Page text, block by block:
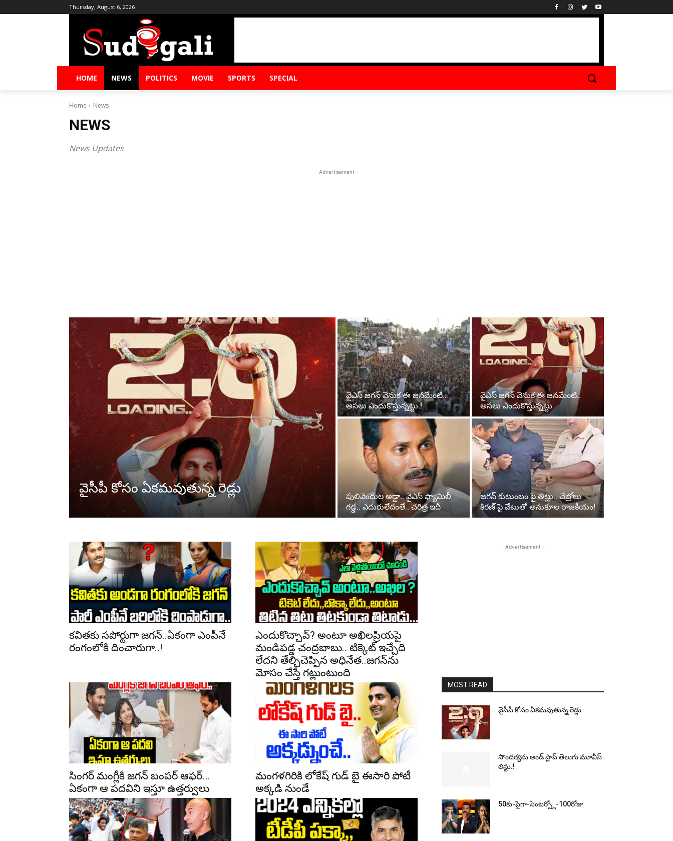
Thursday, August 6, 2026
HOME NEWS POLITICS MOVIE SPORTS SPECIAL
Home News
NEWS
News Updates
- Advertisement -
వైసీపీ కోసం ఏక‌మ‌వుతున్న రెడ్లు
వైఎస్‌ జగన్‌ వెనుక ఈ జనమేంటి..
అసలు ఎందుకొస్తున్నట్టు.!
వైఎస్‌ జగన్‌ వెనుక ఈ జనమేంటి..
అసలు ఎందుకొస్తున్నట్టు
పులివెందుల అడ్డా.. వైఎస్ ఫ్యామిలీ
గడ్డ.. ఎదురులేదంతే.. చరిత్ర ఇదీ
జగన్ కుటుంబం పై తిట్లు.. చేబ్రోలు
కిరణ్ పై వేటుతో అనుకూల రాజకీయం!
కవితకు సపోర్టుగా జగన్..ఏకంగా ఎంపీనే
రంగంలోకి దించారుగా..!
ఎందుకొచ్చావ్‌? అంటూ అఖిల‌ప్రియ‌పై
మండిపడ్డ చంద్రబాబు.. టిక్కెట్ ఇచ్చేది
లేదని తేల్చిచెప్పిన అధినేత..జగన్‌ను
మోసం చేస్తే గట్లుంటుంది
సింగర్ మంగ్లీకి జగన్ బంపర్ ఆఫర్…
ఏకంగా ఆ పదవిని ఇస్తూ ఉత్తర్వులు
మంగళగిరికి లోకేష్ గుడ్ బై ఈసారి పోటీ
అక్కడి నుండే
- Advertisement -
MOST READ
వైసీపీ కోసం ఏక‌మ‌వుతున్న రెడ్లు
సౌందర్యను అండ్‌ ప్లాప్‌ తెలుగు మూవీస్‌
లిస్టు.!
50కు-పైగా-సెంటర్స్లో-100రోజు